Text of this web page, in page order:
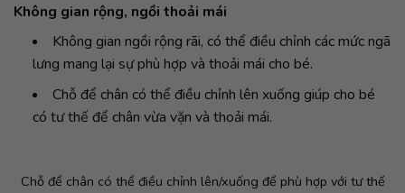
Không gian rộng, ngồi thoải mái
Không gian ngồi rộng rãi, có thể điều chỉnh các mức ngã
lưng mang lại sự phù hợp và thoải mái cho bé.
Chỗ để chân có thể điều chỉnh lên xuống giúp cho bé
có tư thế để chân vừa vặn và thoải mái.
Chỗ để chân có thể điều chỉnh lên/xuống để phù hợp với tư thế